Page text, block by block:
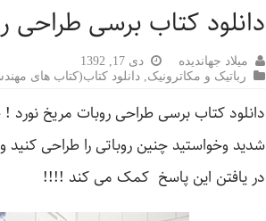
دانلود کتاب برسی طراحی
میلاد جهاندیده
دی 17, 1392
رباتیک و مکاترونیک ,دانلود کتاب(کتاب های
دانلود کتاب برسی طراحی روبات مریخ
شدید وخواستید چنین روباتی را طراحی
در یافتن این پاسخ کمک می کند !!!!